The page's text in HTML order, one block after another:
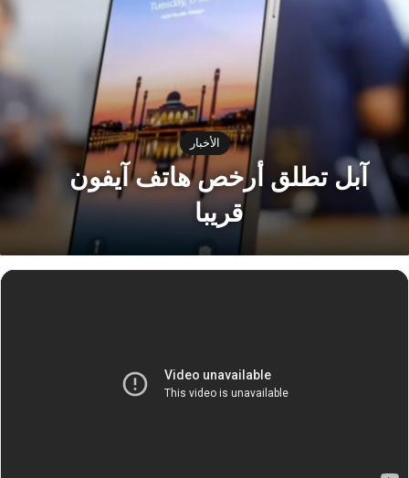
الأخبار
آبل تطلق أرخص هاتف آيفون
قريبا